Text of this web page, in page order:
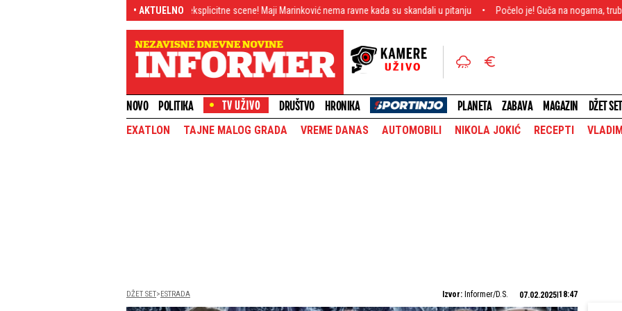
• AKTUELNO
Tuče, razbijanje, eksplicitne scene! Maji Marinković nema ravne kada su skandali u pitanju Počelo je! Guča na nogama, trubači okupirali ulice!
NOVO POLITIKA DRUŠTVO HRONIKA PLANETA ZABAVA MAGAZIN DŽET SET
EXATLON TAJNE MALOG GRADA VREME DANAS AUTOMOBILI NIKOLA JOKIĆ RECEPTI
DŽET SET ESTRADA Izvor: Informer/D.S. 07.02.2025 18:47